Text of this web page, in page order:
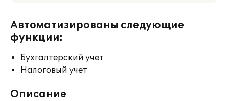
Автоматизированы следующие
функции:
Бухгалтерский учет
Налоговый учет
Описание